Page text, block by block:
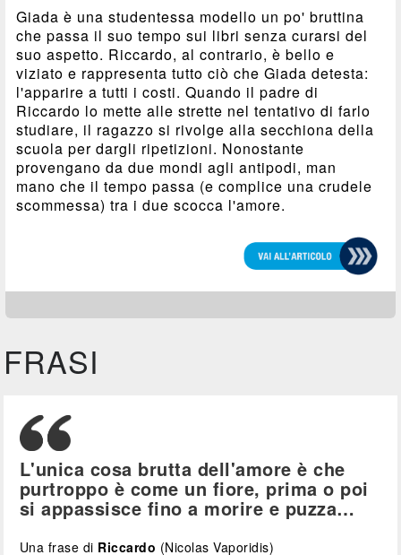
Giada è una studentessa modello un po' bruttina
che passa il suo tempo sui libri senza curarsi del
suo aspetto. Riccardo, al contrario, è bello e
viziato e rappresenta tutto ciò che Giada detesta:
l'apparire a tutti i costi. Quando il padre di
Riccardo lo mette alle strette nel tentativo di farlo
studiare, il ragazzo si rivolge alla secchiona della
scuola per dargli ripetizioni. Nonostante
provengano da due mondi agli antipodi, man
mano che il tempo passa (e complice una crudele
scommessa) tra i due scocca l'amore.
FRASI
L'unica cosa brutta dell'amore è che
purtroppo è come un fiore, prima o poi
si appassisce fino a morire e puzza…
Una frase di Riccardo (Nicolas Vaporidis)